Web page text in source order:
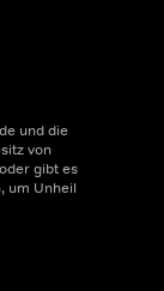
und die
von
gibt es
um Unheil